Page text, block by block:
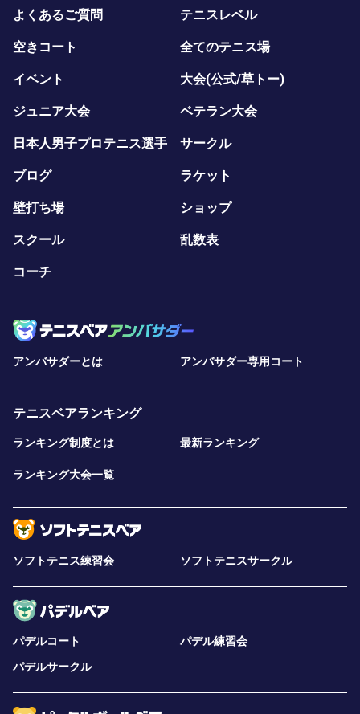
よくあるご質問 テニスレベル
空きコート 全てのテニス場
イベント 大会(公式/草トー)
ジュニア大会 ベテラン大会
日本人男子プロテニス選手 サークル
ブログ ラケット
壁打ち場 ショップ
スクール 乱数表
コーチ
アンバサダーとは アンバサダー専用コート
テニスベアランキング
ランキング制度とは 最新ランキング
ランキング大会一覧
ソフトテニス練習会 ソフトテニスサークル
パデルコート
パデル練習会
パデルサークル